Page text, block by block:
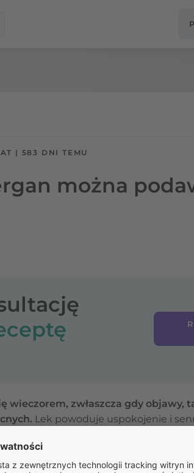
| 583 DNI TEMU
można
wieczorem, zwłaszcza gdy objawy,
Lek powoduje uspokojenie i
koncentracji w ciągu dnia.
Należy
kaszlu.
Po zbadaniu dziecka
stosowania tego preparatu.